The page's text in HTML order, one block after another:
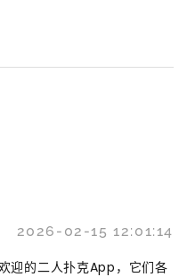
2026-02-15 12:01:14
迎的二人扑克App，它们各